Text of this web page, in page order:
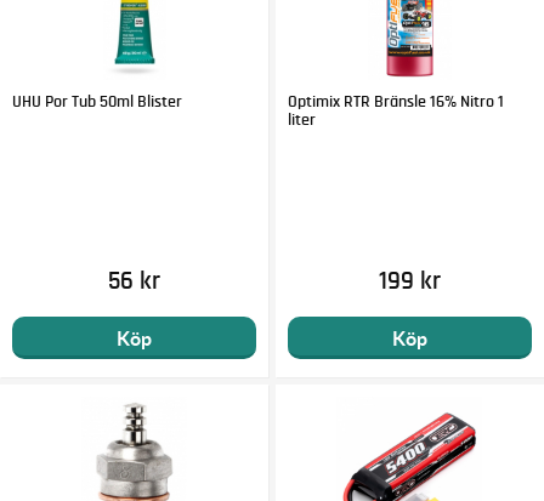
UHU Por Tub 50ml Blister
56 kr
Köp
Optimix RTR Bränsle 16% Nitro 1
liter
199 kr
Köp